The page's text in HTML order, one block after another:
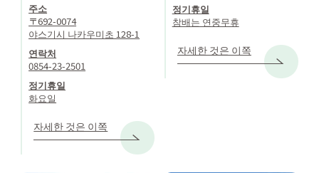
주소
〒692-0074
야스기시 나카우미초 128-1
연락처
0854-23-2501
정기휴일
화요일
자세한 것은 이쪽
정기휴일
참배는 연중무휴
자세한 것은 이쪽